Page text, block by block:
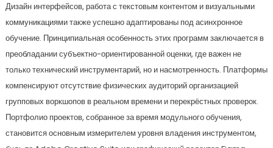
Дизайн интерфейсов, работа с текстовым контентом и визуальными
коммуникациями также успешно адаптированы под асинхронное
обучение. Принципиальная особенность этих программ заключается в
преобладании субъектно-ориентированной оценки, где важен не
только технический инструментарий, но и насмотренность. Платформы
компенсируют отсутствие физических аудиторий организацией
групповых воркшопов в реальном времени и перекрёстных проверок.
Портфолио проектов, собранное за время модульного обучения,
становится основным измерителем уровня владения инструментом,